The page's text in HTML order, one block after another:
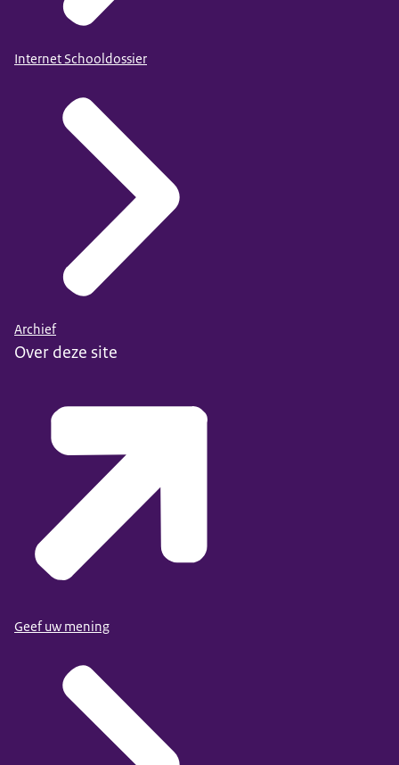
Internet Schooldossier
Archief
Over deze site
Geef uw mening